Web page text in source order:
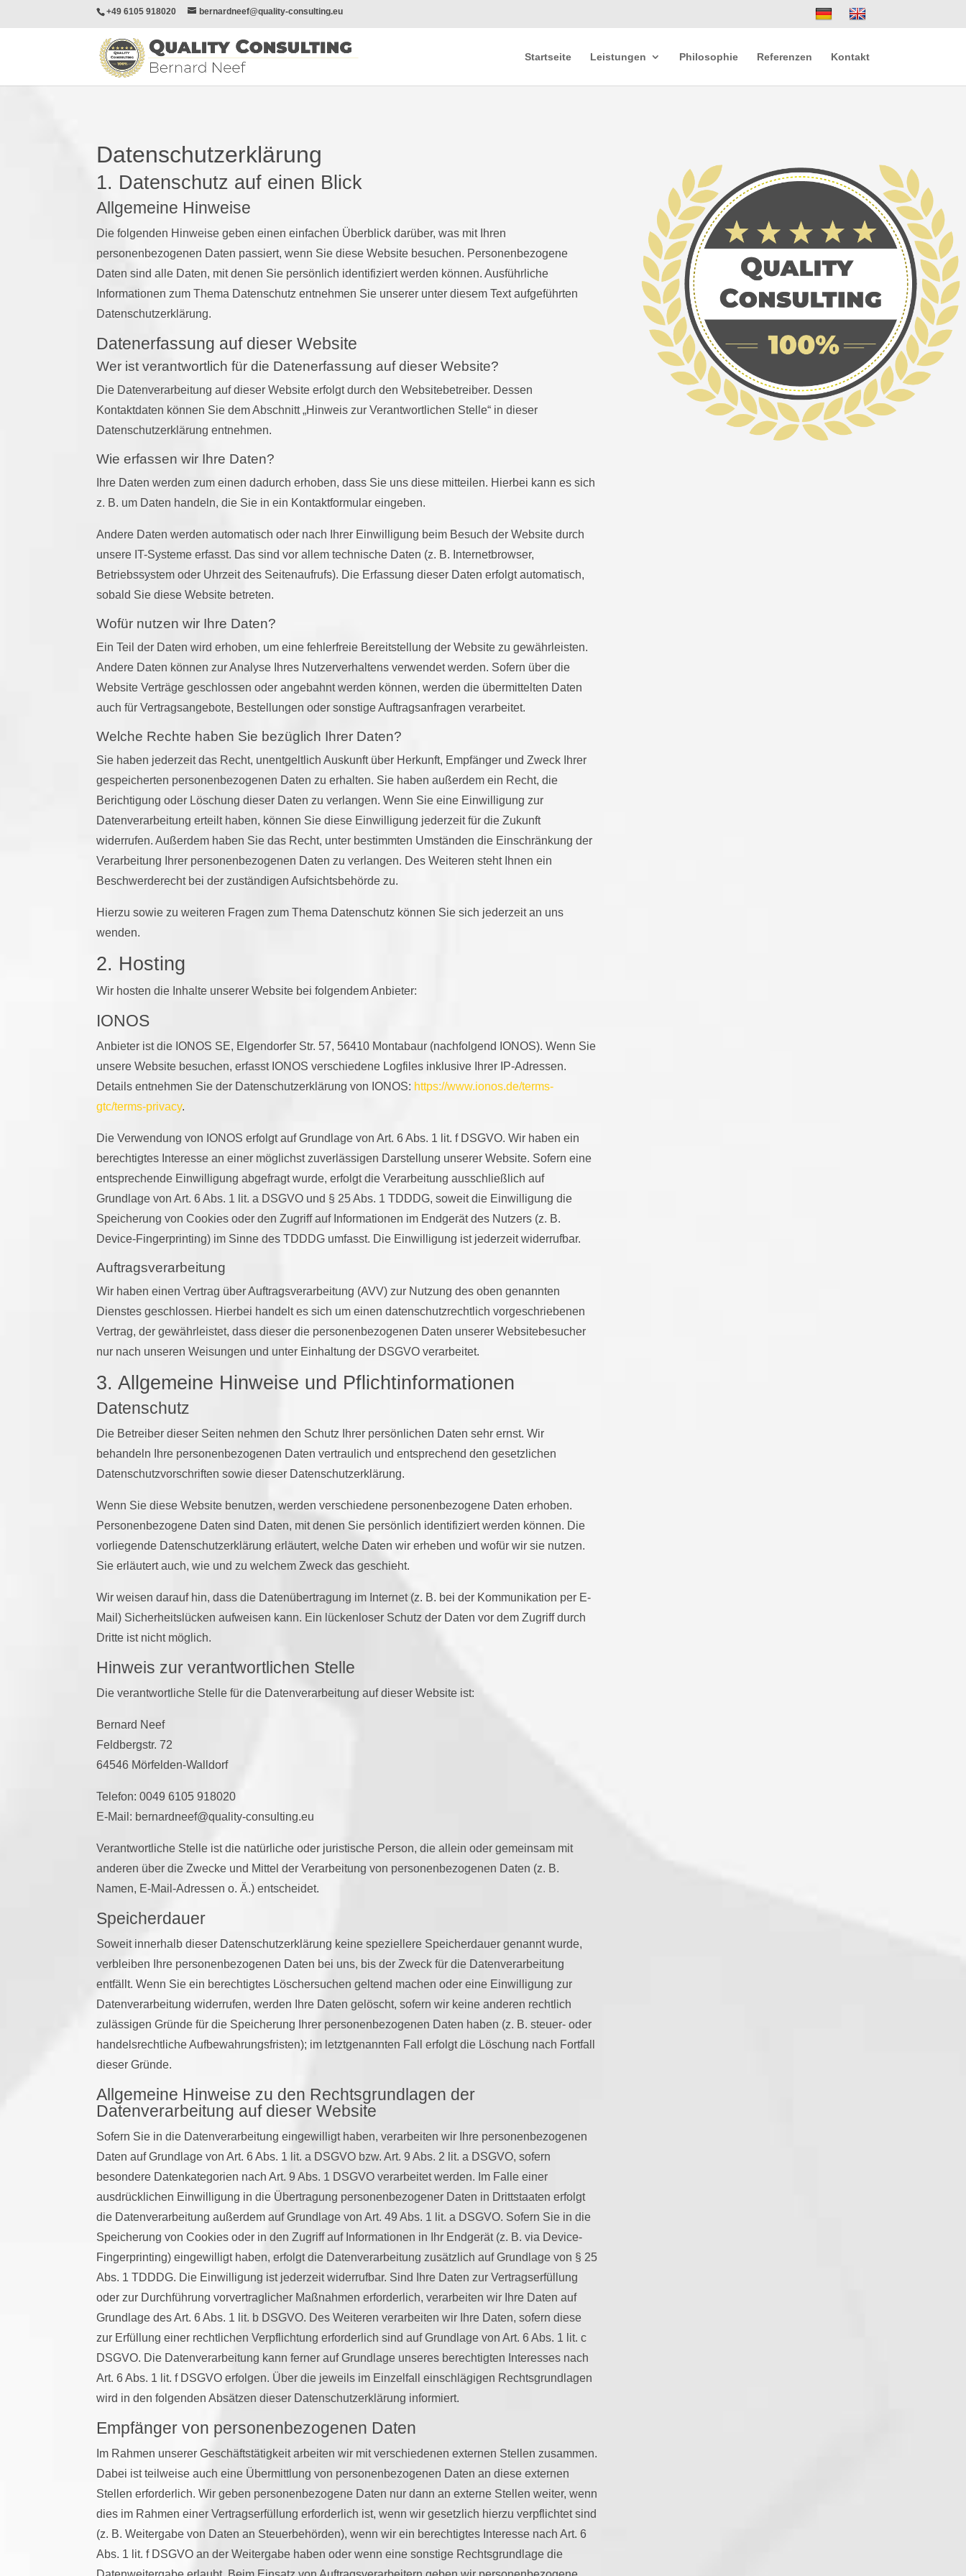
+49 6105 918020 bernardneef@quality-consulting.eu
Startseite Leistungen Philosophie Referenzen Kontakt
Datenschutz­erklärung
1. Datenschutz auf einen Blick
Allgemeine Hinweise
Die folgenden Hinweise geben einen einfachen Überblick darüber, was mit Ihren
personenbezogenen Daten passiert, wenn Sie diese Website besuchen. Personenbezogene
Daten sind alle Daten, mit denen Sie persönlich identifiziert werden können. Ausführliche
Informationen zum Thema Datenschutz entnehmen Sie unserer unter diesem Text aufgeführten
Datenschutzerklärung.
Datenerfassung auf dieser Website
Wer ist verantwortlich für die Datenerfassung auf dieser Website?
Die Datenverarbeitung auf dieser Website erfolgt durch den Websitebetreiber. Dessen
Kontaktdaten können Sie dem Abschnitt „Hinweis zur Verantwortlichen Stelle“ in dieser
Datenschutzerklärung entnehmen.
Wie erfassen wir Ihre Daten?
Ihre Daten werden zum einen dadurch erhoben, dass Sie uns diese mitteilen. Hierbei kann es sich
z. B. um Daten handeln, die Sie in ein Kontaktformular eingeben.
Andere Daten werden automatisch oder nach Ihrer Einwilligung beim Besuch der Website durch
unsere IT-Systeme erfasst. Das sind vor allem technische Daten (z. B. Internetbrowser,
Betriebssystem oder Uhrzeit des Seitenaufrufs). Die Erfassung dieser Daten erfolgt automatisch,
sobald Sie diese Website betreten.
Wofür nutzen wir Ihre Daten?
Ein Teil der Daten wird erhoben, um eine fehlerfreie Bereitstellung der Website zu gewährleisten.
Andere Daten können zur Analyse Ihres Nutzerverhaltens verwendet werden. Sofern über die
Website Verträge geschlossen oder angebahnt werden können, werden die übermittelten Daten
auch für Vertragsangebote, Bestellungen oder sonstige Auftragsanfragen verarbeitet.
Welche Rechte haben Sie bezüglich Ihrer Daten?
Sie haben jederzeit das Recht, unentgeltlich Auskunft über Herkunft, Empfänger und Zweck Ihrer
gespeicherten personenbezogenen Daten zu erhalten. Sie haben außerdem ein Recht, die
Berichtigung oder Löschung dieser Daten zu verlangen. Wenn Sie eine Einwilligung zur
Datenverarbeitung erteilt haben, können Sie diese Einwilligung jederzeit für die Zukunft
widerrufen. Außerdem haben Sie das Recht, unter bestimmten Umständen die Einschränkung der
Verarbeitung Ihrer personenbezogenen Daten zu verlangen. Des Weiteren steht Ihnen ein
Beschwerderecht bei der zuständigen Aufsichtsbehörde zu.
Hierzu sowie zu weiteren Fragen zum Thema Datenschutz können Sie sich jederzeit an uns
wenden.
2. Hosting
Wir hosten die Inhalte unserer Website bei folgendem Anbieter:
IONOS
Anbieter ist die IONOS SE, Elgendorfer Str. 57, 56410 Montabaur (nachfolgend IONOS). Wenn Sie
unsere Website besuchen, erfasst IONOS verschiedene Logfiles inklusive Ihrer IP-Adressen.
Details entnehmen Sie der Datenschutzerklärung von IONOS: https://www.ionos.de/terms-
gtc/terms-privacy.
Die Verwendung von IONOS erfolgt auf Grundlage von Art. 6 Abs. 1 lit. f DSGVO. Wir haben ein
berechtigtes Interesse an einer möglichst zuverlässigen Darstellung unserer Website. Sofern eine
entsprechende Einwilligung abgefragt wurde, erfolgt die Verarbeitung ausschließlich auf
Grundlage von Art. 6 Abs. 1 lit. a DSGVO und § 25 Abs. 1 TDDDG, soweit die Einwilligung die
Speicherung von Cookies oder den Zugriff auf Informationen im Endgerät des Nutzers (z. B.
Device-Fingerprinting) im Sinne des TDDDG umfasst. Die Einwilligung ist jederzeit widerrufbar.
Auftragsverarbeitung
Wir haben einen Vertrag über Auftragsverarbeitung (AVV) zur Nutzung des oben genannten
Dienstes geschlossen. Hierbei handelt es sich um einen datenschutzrechtlich vorgeschriebenen
Vertrag, der gewährleistet, dass dieser die personenbezogenen Daten unserer Websitebesucher
nur nach unseren Weisungen und unter Einhaltung der DSGVO verarbeitet.
3. Allgemeine Hinweise und Pflicht­informationen
Datenschutz
Die Betreiber dieser Seiten nehmen den Schutz Ihrer persönlichen Daten sehr ernst. Wir
behandeln Ihre personenbezogenen Daten vertraulich und entsprechend den gesetzlichen
Datenschutzvorschriften sowie dieser Datenschutzerklärung.
Wenn Sie diese Website benutzen, werden verschiedene personenbezogene Daten erhoben.
Personenbezogene Daten sind Daten, mit denen Sie persönlich identifiziert werden können. Die
vorliegende Datenschutzerklärung erläutert, welche Daten wir erheben und wofür wir sie nutzen.
Sie erläutert auch, wie und zu welchem Zweck das geschieht.
Wir weisen darauf hin, dass die Datenübertragung im Internet (z. B. bei der Kommunikation per E-
Mail) Sicherheitslücken aufweisen kann. Ein lückenloser Schutz der Daten vor dem Zugriff durch
Dritte ist nicht möglich.
Hinweis zur verantwortlichen Stelle
Die verantwortliche Stelle für die Datenverarbeitung auf dieser Website ist:
Bernard Neef
Feldbergstr. 72
64546 Mörfelden-Walldorf
Telefon: 0049 6105 918020
E-Mail: bernardneef@quality-consulting.eu
Verantwortliche Stelle ist die natürliche oder juristische Person, die allein oder gemeinsam mit
anderen über die Zwecke und Mittel der Verarbeitung von personenbezogenen Daten (z. B.
Namen, E-Mail-Adressen o. Ä.) entscheidet.
Speicherdauer
Soweit innerhalb dieser Datenschutzerklärung keine speziellere Speicherdauer genannt wurde,
verbleiben Ihre personenbezogenen Daten bei uns, bis der Zweck für die Datenverarbeitung
entfällt. Wenn Sie ein berechtigtes Löschersuchen geltend machen oder eine Einwilligung zur
Datenverarbeitung widerrufen, werden Ihre Daten gelöscht, sofern wir keine anderen rechtlich
zulässigen Gründe für die Speicherung Ihrer personenbezogenen Daten haben (z. B. steuer- oder
handelsrechtliche Aufbewahrungsfristen); im letztgenannten Fall erfolgt die Löschung nach Fortfall
dieser Gründe.
Allgemeine Hinweise zu den Rechtsgrundlagen der
Datenverarbeitung auf dieser Website
Sofern Sie in die Datenverarbeitung eingewilligt haben, verarbeiten wir Ihre personenbezogenen
Daten auf Grundlage von Art. 6 Abs. 1 lit. a DSGVO bzw. Art. 9 Abs. 2 lit. a DSGVO, sofern
besondere Datenkategorien nach Art. 9 Abs. 1 DSGVO verarbeitet werden. Im Falle einer
ausdrücklichen Einwilligung in die Übertragung personenbezogener Daten in Drittstaaten erfolgt
die Datenverarbeitung außerdem auf Grundlage von Art. 49 Abs. 1 lit. a DSGVO. Sofern Sie in die
Speicherung von Cookies oder in den Zugriff auf Informationen in Ihr Endgerät (z. B. via Device-
Fingerprinting) eingewilligt haben, erfolgt die Datenverarbeitung zusätzlich auf Grundlage von § 25
Abs. 1 TDDDG. Die Einwilligung ist jederzeit widerrufbar. Sind Ihre Daten zur Vertragserfüllung
oder zur Durchführung vorvertraglicher Maßnahmen erforderlich, verarbeiten wir Ihre Daten auf
Grundlage des Art. 6 Abs. 1 lit. b DSGVO. Des Weiteren verarbeiten wir Ihre Daten, sofern diese
zur Erfüllung einer rechtlichen Verpflichtung erforderlich sind auf Grundlage von Art. 6 Abs. 1 lit. c
DSGVO. Die Datenverarbeitung kann ferner auf Grundlage unseres berechtigten Interesses nach
Art. 6 Abs. 1 lit. f DSGVO erfolgen. Über die jeweils im Einzelfall einschlägigen Rechtsgrundlagen
wird in den folgenden Absätzen dieser Datenschutzerklärung informiert.
Empfänger von personenbezogenen Daten
Im Rahmen unserer Geschäftstätigkeit arbeiten wir mit verschiedenen externen Stellen zusammen.
Dabei ist teilweise auch eine Übermittlung von personenbezogenen Daten an diese externen
Stellen erforderlich. Wir geben personenbezogene Daten nur dann an externe Stellen weiter, wenn
dies im Rahmen einer Vertragserfüllung erforderlich ist, wenn wir gesetzlich hierzu verpflichtet sind
(z. B. Weitergabe von Daten an Steuerbehörden), wenn wir ein berechtigtes Interesse nach Art. 6
Abs. 1 lit. f DSGVO an der Weitergabe haben oder wenn eine sonstige Rechtsgrundlage die